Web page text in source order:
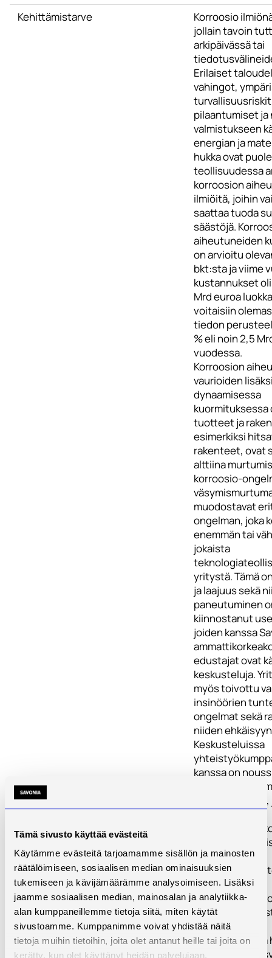
Tämä sivusto käyttää evästeitä
Käytämme evästeitä tarjoamamme sisällön ja mainosten
räätälöimiseen, sosiaalisen median ominaisuuksien
tukemiseen ja kävijämäärämme analysoimiseen. Lisäksi
jaamme sosiaalisen median, mainosalan ja analytiikka-
alan kumppaneillemme tietoja siitä, miten käytät
sivustoamme. Kumppanimme voivat yhdistää näitä
tietoja muihin tietoihin, joita olet antanut heille tai joita on
kerätty, kun olet käyttänyt heidän palvelujaan.
Kehittämistarve
Korroosio
jollain tavoin
arkipäivässä tai
Erilaiset
vahingot,
pilaantumiset ja
valmistukseen
energian ja
hukka ovat
teollisuudessa
korroosion
ilmiöitä, joihin
saattaa tuoda
säästöjä.
aiheutuneiden
on arvioitu
bkt:sta ja viime
kustannukset
Mrd euroa
voitaisiin
tiedon
% eli noin 2,5
vuodessa.
Korroosion
vaurioiden
dynaamisessa
kuormituksessa
tuotteet ja
esimerkiksi
rakenteet, ovat
alttiina
korroosio-
muodostavat
ongelman, joka
enemmän tai
jokaista
yritystä. Tämä
ja laajuus sekä
paneutuminen
kiinnostanut
joiden kanssa
edustajat ovat
keskusteluja.
myös toivottu
insinöörien
ongelmat sekä
niiden
Keskusteluissa
kanssa on
seuraavat
Savonia-
Kuopiossa
panostaa:
- Hitsatut
korroosio.
-
aiheuttajan ja
selvittäminen.
- Materiaalien
rakenteiden